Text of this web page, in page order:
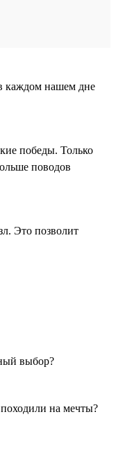
каждом нашем дне
победы. Только
поводов
Это позволит
выбор?
на мечты?